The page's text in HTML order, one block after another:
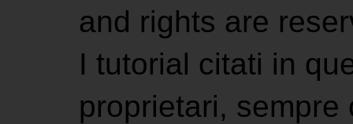
and rights are
I tutorial citati in
proprietari,